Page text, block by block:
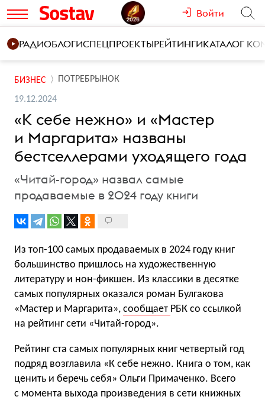
Войти
РАДИОБЛОГИСПЕЦПРОЕКТЫРЕЙТИНГИКАТАЛОГ
БИЗНЕС ПОТРЕБРЫНОК
19.12.2024
«К себе нежно» и «Мастер
и Маргарита» названы
бестселлерами уходящего года
«Читай-город» назвал самые
продаваемые в 2024 году книги
Из топ-100 самых продаваемых в 2024 году книг
большинство пришлось на художественную
литературу и нон-фикшен. Из классики в десятке
самых популярных оказался роман Булгакова
«Мастер и Маргарита», сообщает РБК со ссылкой
на рейтинг сети «Читай-город».
Рейтинг ста самых популярных книг четвертый год
подряд возглавила «К себе нежно. Книга о том, как
ценить и беречь себя» Ольги Примаченко. Всего
с момента выхода произведения в сети книжных